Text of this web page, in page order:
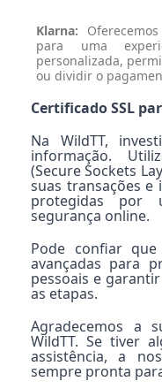
Klarna:
para uma
personalizada,
ou dividir o
Certificado SSL
Na WildTT,
informação.
(Secure Sockets
suas transações e
protegidas por
segurança online.
Pode confiar
avançadas para
pessoais e
as etapas.
Agradecemos a
WildTT. Se tiver
assistência, a
sempre pronta